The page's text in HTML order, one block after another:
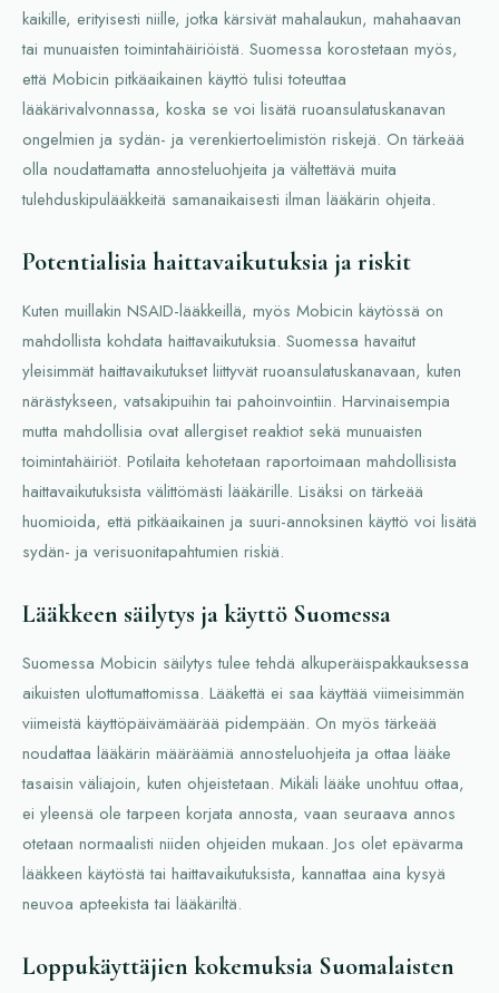
kaikille, erityisesti niille, jotka kärsivät mahalaukun, mahahaavan
tai munuaisten toimintahäiriöistä. Suomessa korostetaan myös,
että Mobicin pitkäaikainen käyttö tulisi toteuttaa
lääkärivalvonnassa, koska se voi lisätä ruoansulatuskanavan
ongelmien ja sydän- ja verenkiertoelimistön riskejä. On tärkeää
olla noudattamatta annosteluohjeita ja vältettävä muita
tulehduskipulääkkeitä samanaikaisesti ilman lääkärin ohjeita.
Potentialisia haittavaikutuksia ja riskit
Kuten muillakin NSAID-lääkkeillä, myös Mobicin käytössä on
mahdollista kohdata haittavaikutuksia. Suomessa havaitut
yleisimmät haittavaikutukset liittyvät ruoansulatuskanavaan, kuten
närästykseen, vatsakipuihin tai pahoinvointiin. Harvinaisempia
mutta mahdollisia ovat allergiset reaktiot sekä munuaisten
toimintahäiriöt. Potilaita kehotetaan raportoimaan mahdollisista
haittavaikutuksista välittömästi lääkärille. Lisäksi on tärkeää
huomioida, että pitkäaikainen ja suuri-annoksinen käyttö voi lisätä
sydän- ja verisuonitapahtumien riskiä.
Lääkkeen säilytys ja käyttö Suomessa
Suomessa Mobicin säilytys tulee tehdä alkuperäispakkauksessa
aikuisten ulottumattomissa. Lääkettä ei saa käyttää viimeisimmän
viimeistä käyttöpäivämäärää pidempään. On myös tärkeää
noudattaa lääkärin määräämiä annosteluohjeita ja ottaa lääke
tasaisin väliajoin, kuten ohjeistetaan. Mikäli lääke unohtuu ottaa,
ei yleensä ole tarpeen korjata annosta, vaan seuraava annos
otetaan normaalisti niiden ohjeiden mukaan. Jos olet epävarma
lääkkeen käytöstä tai haittavaikutuksista, kannattaa aina kysyä
neuvoa apteekista tai lääkäriltä.
Loppukäyttäjien kokemuksia Suomalaisten